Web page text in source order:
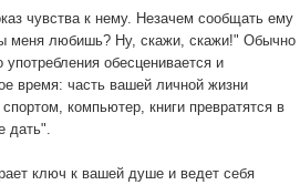
чувства к нему. Незачем сообщать ему
меня любишь? Ну, скажи, скажи!" Обычно
обесценивается и
время: часть вашей личной жизни
компьютер, книги превратятся в
дать".
ключ к вашей душе и ведет себя